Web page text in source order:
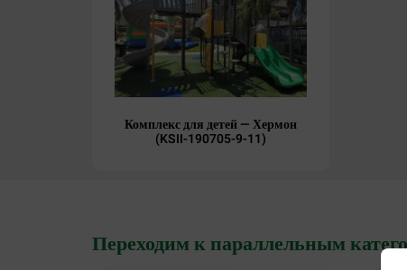
Комплекс для детей — Хермон
(KSII-190705-9-11)
Переходим к параллельным